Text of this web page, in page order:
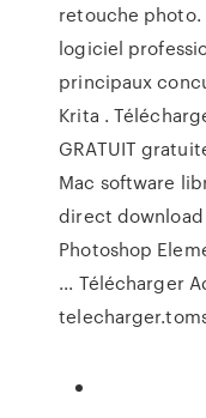
retouche photo.
logiciel
principaux
Krita .
GRATUIT
Mac software
direct
Photoshop
... Télécharger